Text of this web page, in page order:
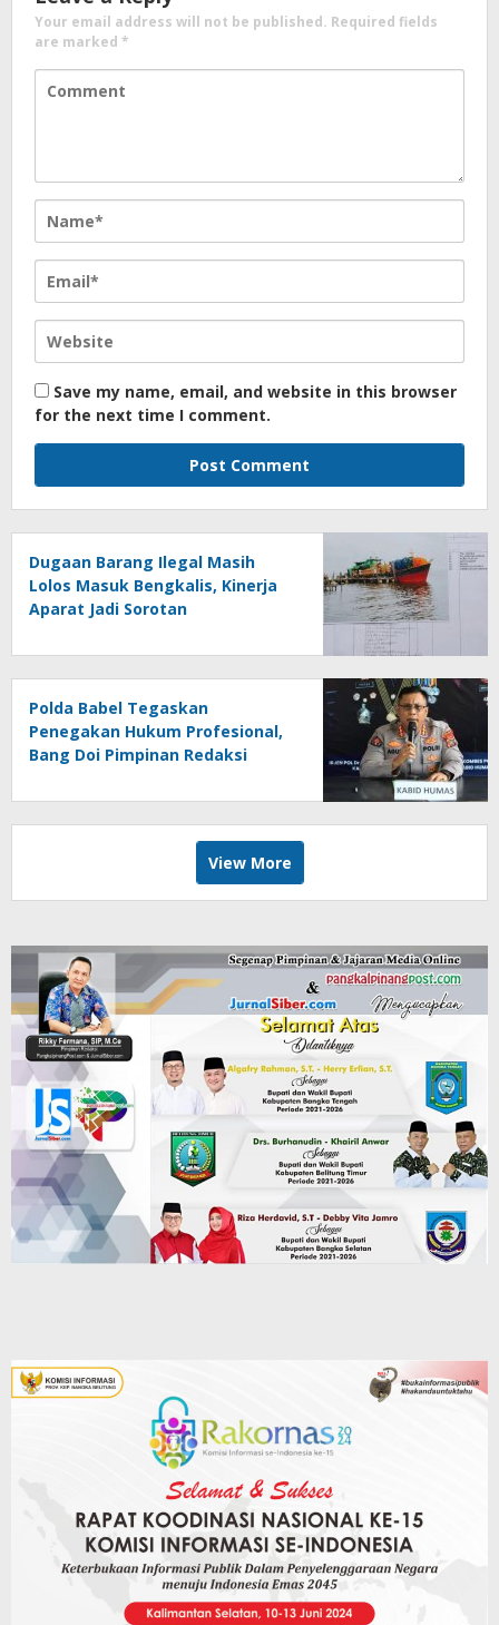
Your email address will not be published. Required fields
are marked *
Save my name, email, and website in this browser
for the next time I comment.
Dugaan Barang Ilegal Masih
Lolos Masuk Bengkalis, Kinerja
Aparat Jadi Sorotan
Polda Babel Tegaskan
Penegakan Hukum Profesional,
Bang Doi Pimpinan Redaksi
Dua Kali Tak Hadiri Panggilan
View More